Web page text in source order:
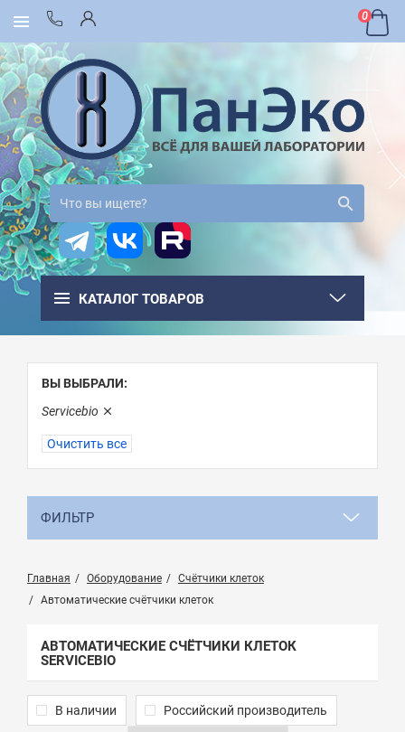
0
КАТАЛОГ ТОВАРОВ
ВЫ ВЫБРАЛИ:
Servicebio
Очистить все
ФИЛЬТР
Главная Оборудование
Счётчики клеток
Автоматические счётчики клеток
АВТОМАТИЧЕСКИЕ СЧЁТЧИКИ КЛЕТОК
SERVICEBIO
В наличии Российский производитель